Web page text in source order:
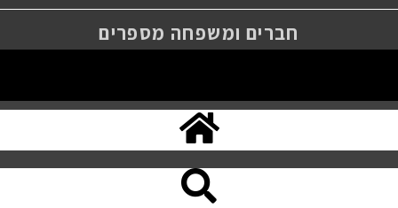
חברים ומשפחה מספרים